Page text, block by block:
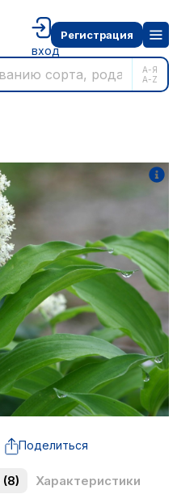
А-Я
A-Z
вход
Регистрация
Поделиться
(8)
Характеристики